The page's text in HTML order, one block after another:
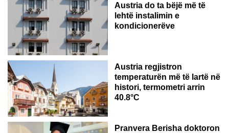
Austria do ta bëjë më të
lehtë instalimin e
kondicionerëve
Austria regjistron
temperaturën më të lartë në
histori, termometri arrin
40.8°C
AUSTRI
Pranvera Berisha doktoron